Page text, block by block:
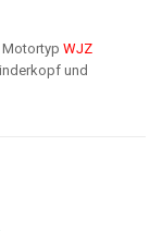
Motortyp WJZ
und